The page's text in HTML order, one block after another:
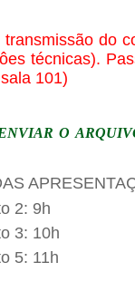
transmissão do
técnicas).
101)
o
2: 9h
3: 10h
5: 11h